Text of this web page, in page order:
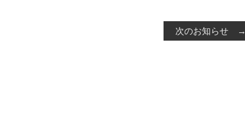
次のお知らせ →